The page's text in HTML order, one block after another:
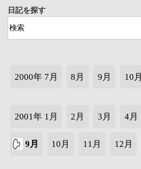
日記を探す
2000年 7月 8月 9月 10月
2001年 1月 2月 3月 4月
9月 10月 11月 12月